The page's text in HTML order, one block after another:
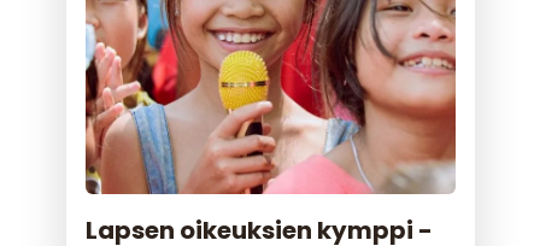
Lapsen oikeuksien kymppi -